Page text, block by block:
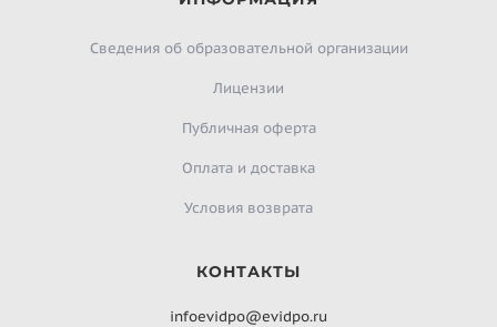
Сведения об образовательной организации
Лицензии
Публичная оферта
Оплата и доставка
Условия возврата
КОНТАКТЫ
infoevidpo@evidpo.ru